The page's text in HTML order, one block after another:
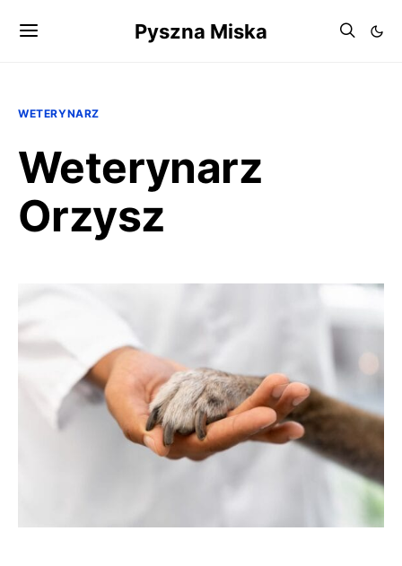
Pyszna Miska
WETERYNARZ
Weterynarz
Orzysz